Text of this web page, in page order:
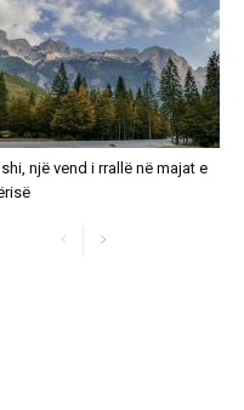
një vend i rrallë në majat e